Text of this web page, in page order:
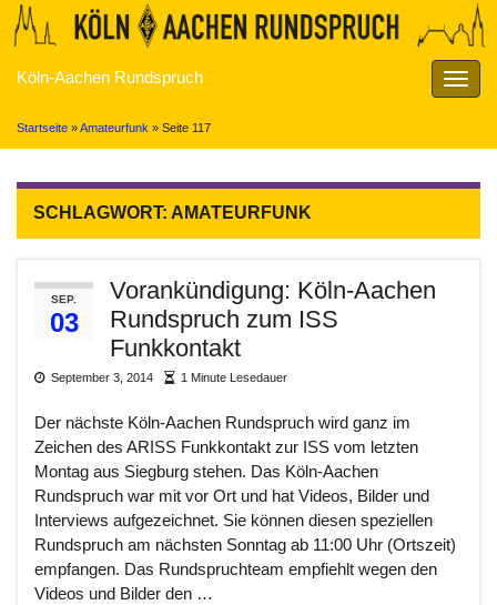
Köln-Aachen Rundspruch
Startseite »Amateurfunk » Seite 117
SCHLAGWORT: AMATEURFUNK
SEP.
03
Vorankündigung: Köln-Aachen
Rundspruch zum ISS
Funkkontakt
September 3, 2014 1 Minute Lesedauer
Der nächste Köln-Aachen Rundspruch wird ganz im
Zeichen des ARISS Funkkontakt zur ISS vom letzten
Montag aus Siegburg stehen. Das Köln-Aachen
Rundspruch war mit vor Ort und hat Videos, Bilder und
Interviews aufgezeichnet. Sie können diesen speziellen
Rundspruch am nächsten Sonntag ab 11:00 Uhr (Ortszeit)
empfangen. Das Rundspruchteam empfiehlt wegen den
Videos und Bilder den …